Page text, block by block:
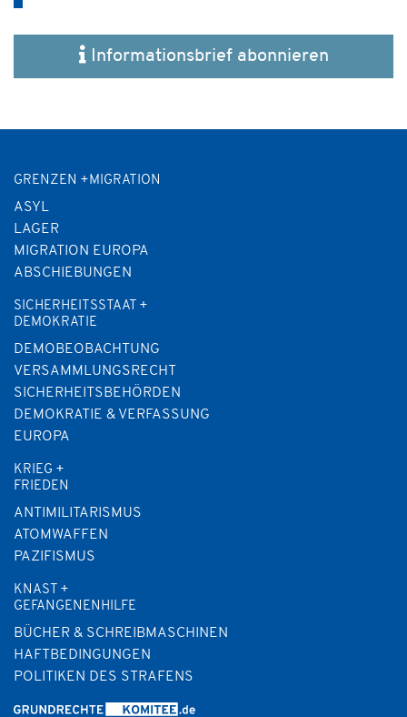
Informationsbrief abonnieren
GRENZEN +MIGRATION
ASYL
LAGER
MIGRATION EUROPA
ABSCHIEBUNGEN
SICHERHEITSSTAAT +
DEMOKRATIE
DEMOBEOBACHTUNG
VERSAMMLUNGSRECHT
SICHERHEITSBEHÖRDEN
DEMOKRATIE & VERFASSUNG
EUROPA
KRIEG +
FRIEDEN
ANTIMILITARISMUS
ATOMWAFFEN
PAZIFISMUS
KNAST +
GEFANGENENHILFE
BÜCHER & SCHREIBMASCHINEN
HAFTBEDINGUNGEN
POLITIKEN DES STRAFENS